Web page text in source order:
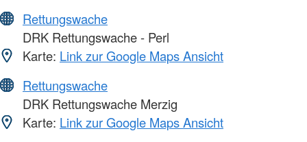
Rettungswache
DRK Rettungswache - Perl
Karte: Link zur Google Maps Ansicht
Rettungswache
DRK Rettungswache Merzig
Karte: Link zur Google Maps Ansicht